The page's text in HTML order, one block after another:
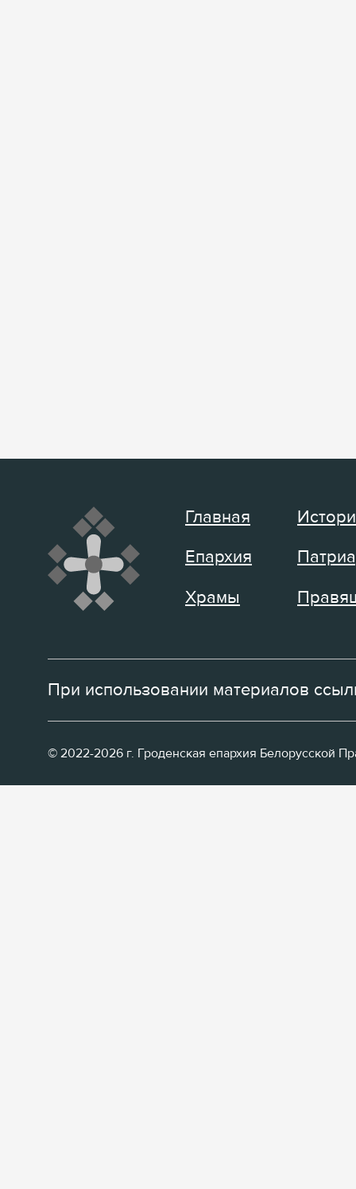
Главная
Епархия
Храмы
При использовании материалов
© 2022-2026 г. Гроденская епархия Белорусской